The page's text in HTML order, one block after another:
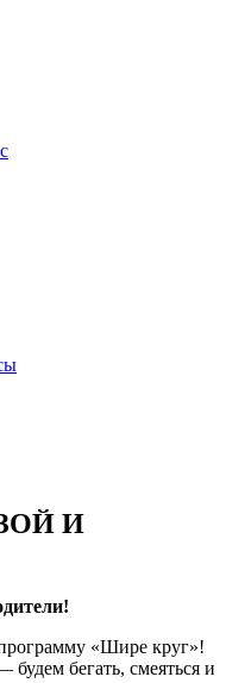
И
«Шире круг»!
бегать, смеяться и